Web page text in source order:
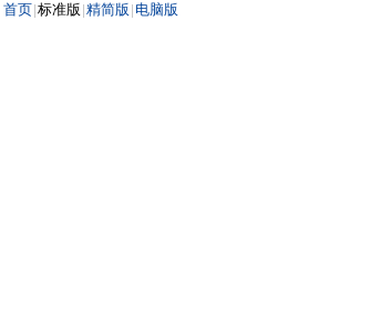
首页 标准版 精简版 电脑版